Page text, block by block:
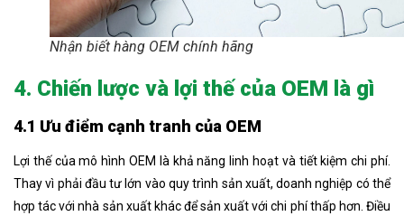
Nhận biết hàng OEM chính hãng
4. Chiến lược và lợi thế của OEM là gì
4.1 Ưu điểm cạnh tranh của OEM
Lợi thế của mô hình OEM là khả năng linh hoạt và tiết kiệm chi phí.
Thay vì phải đầu tư lớn vào quy trình sản xuất, doanh nghiệp có thể
hợp tác với nhà sản xuất khác để sản xuất với chi phí thấp hơn. Điều